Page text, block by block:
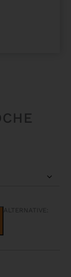
ALTERNATIVE: